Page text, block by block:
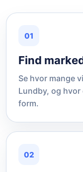
01
Find
Se hvor mange
Lundby, og
form.
02